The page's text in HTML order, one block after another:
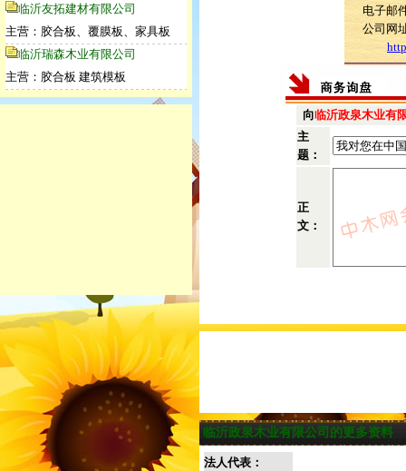
临沂友拓建材有限公司
主营：胶合板、覆膜板、家具板
临沂瑞森木业有限公司
主营：胶合板 建筑模板
电子邮
公司网
向临沂政泉木业有
主
题：
正
文：
临沂政泉木业有限公司的更多资料
法人代表：